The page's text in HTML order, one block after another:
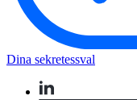
Dina sekretessval